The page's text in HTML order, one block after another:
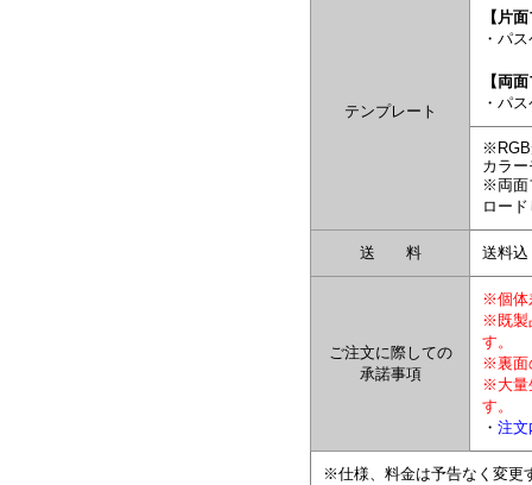
テンプレート
【片
・パ
【両
・パ
※RGB
カラ
※両面
ロー
送 料 送料
ご注文に際しての
承諾事項
※個体
※既製
す。
※裏面
※大量
す。
・ 注文
※仕様、料金は予告なく変更